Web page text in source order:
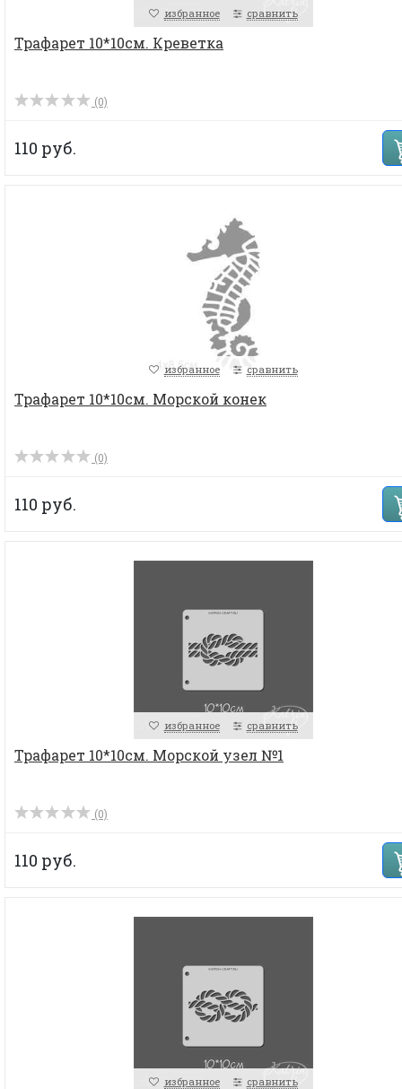
избранное сравнить
Трафарет 10*10см. Креветка
(0)
110 руб.
избранное сравнить
Трафарет 10*10см. Морской конек
(0)
110 руб.
избранное сравнить
Трафарет 10*10см. Морской узел №1
(0)
110 руб.
избранное сравнить